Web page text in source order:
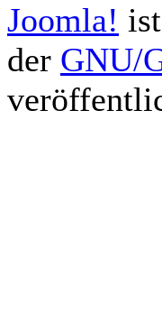
Joomla!
der GNU/